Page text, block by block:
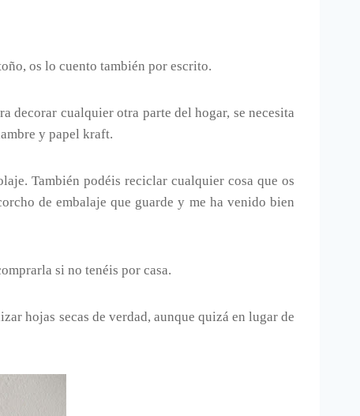
os lo cuento también por escrito.
decorar cualquier otra parte del hogar, se necesita
y papel kraft.
También podéis reciclar cualquier cosa que os
de embalaje que guarde y me ha venido bien
si no tenéis por casa.
hojas secas de verdad, aunque quizá en lugar de